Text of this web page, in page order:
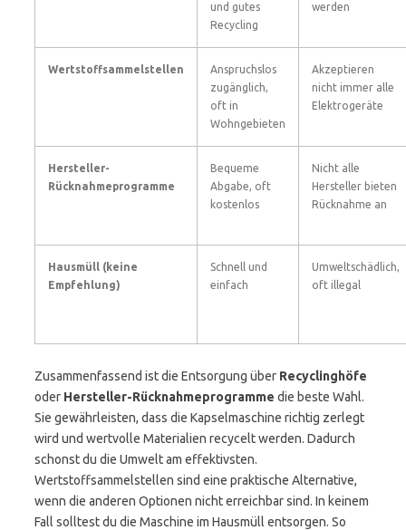
und gutes
Recycling
werden
Wertstoffsammelstellen
Anspruchslos
zugänglich,
oft in
Wohngebieten
Akzeptieren
nicht immer alle
Elektrogeräte
Hersteller-
Rücknahmeprogramme
Bequeme
Abgabe, oft
kostenlos
Nicht alle
Hersteller bieten
Rücknahme an
Hausmüll (keine
Empfehlung)
Schnell und
einfach
Umweltschädlich,
oft illegal
Zusammenfassend ist die Entsorgung über Recyclinghöfe
oder Hersteller-Rücknahmeprogramme die beste Wahl.
Sie gewährleisten, dass die Kapselmaschine richtig zerlegt
wird und wertvolle Materialien recycelt werden. Dadurch
schonst du die Umwelt am effektivsten.
Wertstoffsammelstellen sind eine praktische Alternative,
wenn die anderen Optionen nicht erreichbar sind. In keinem
Fall solltest du die Maschine im Hausmüll entsorgen. So